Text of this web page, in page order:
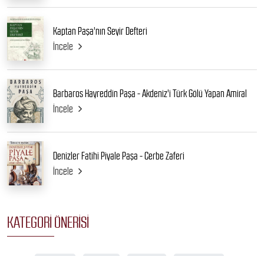
Kaptan Paşa'nın Seyir Defteri
İncele
Barbaros Hayreddin Paşa - Akdeniz'i Türk Gölü Yapan Amiral
İncele
Denizler Fatihi Piyale Paşa - Cerbe Zaferi
İncele
KATEGORI ÖNERISI